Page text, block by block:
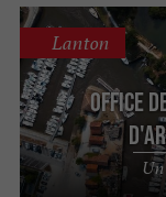
Office
Lanton